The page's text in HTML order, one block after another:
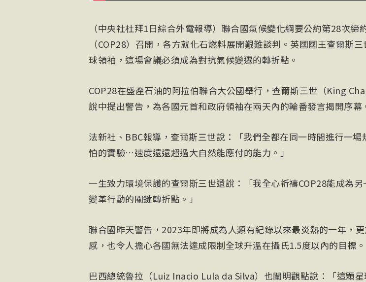
（中央社杜拜1日綜合外電報導）聯合國氣候變化綱要公約第28次締
（COP28）召開，各方就化石燃料展開艱難談判。英國國王查爾斯
球領袖，這場會議必須成為對抗氣候變遷的轉折點。
COP28在盛產石油的阿拉伯聯合大公國舉行，查爾斯三世（King
說中提出警告，為各國元首和政府領袖在兩天內的輪番發言揭開序幕
法新社、BBC報導，查爾斯三世說：「我們全都在同一時間進行一場
怕的實驗…速度遠遠超過大自然能應付的能力。」
一生致力環境保護的查爾斯三世還說：「我全心祈禱COP28能成為
變革行動的關鍵轉折點。」
聯合國昨天警告，2023年即將成為人類有紀錄以來最炎熱的一年，
感，也令人擔心各國無法達成限制全球升溫在攝氏1.5度以內的目標。
巴西總統魯拉（Luiz Inacio Lula da Silva）也闡明觀點說：「這顆